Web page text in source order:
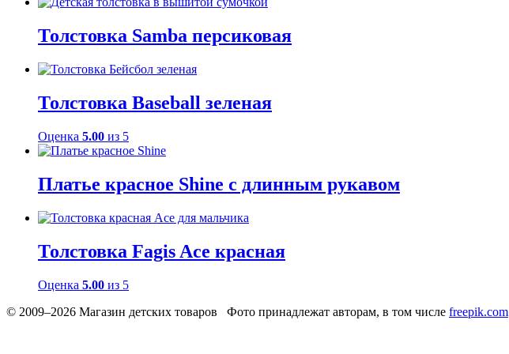
Толстовка Samba персиковая
Толстовка Baseball зеленая
Оценка 5.00 из 5
Платье красное Shine с длинным рукавом
Толстовка Fagis Ace красная
Оценка 5.00 из 5
© 2009–2026 Магазин детских товаров Фото принадлежат авторам, в том числе freepik.com